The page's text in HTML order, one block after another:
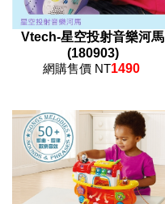
Vtech-星空投射音樂河馬
(180903)
網購售價 NT1490